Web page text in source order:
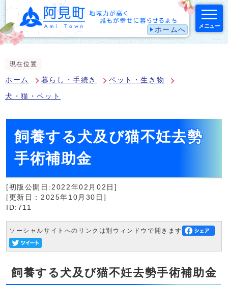
ホームへ メニュー
現在位置
ホーム 暮らし・手続き ペット・生き物
犬・猫・ペット
飼養する犬及び猫不妊去勢
手術補助金
[初版公開日:2022年02月02日]
[更新日：2025年10月30日]
ID:711
ソーシャルサイトへのリンクは別ウィンドウで開きます
飼養する犬及び猫不妊去勢手術補助金